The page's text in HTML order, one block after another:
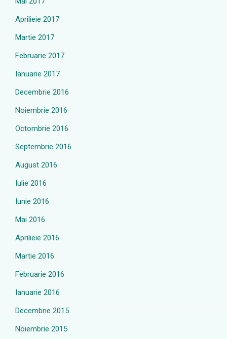
Aprilieie 2017
Martie 2017
Februarie 2017
Ianuarie 2017
Decembrie 2016
Noiembrie 2016
Octombrie 2016
Septembrie 2016
August 2016
Iulie 2016
Iunie 2016
Mai 2016
Aprilieie 2016
Martie 2016
Februarie 2016
Ianuarie 2016
Decembrie 2015
Noiembrie 2015